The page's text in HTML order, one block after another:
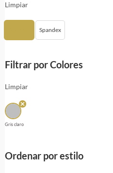
Limpiar
Spandex
Filtrar por Colores
Limpiar
Gris claro
Ordenar por estilo